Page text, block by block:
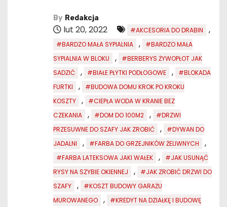
By Redakcja
lut 20, 2022 #AKCESORIA DO DRABIN ,
#BARDZO MAŁA SYPIALNIA ,
#BARDZO MAŁA
SYPIALNIA W BLOKU
,
#BERBERYS ŻYWOPŁOT JAK
SADZIĆ
, #BIAŁE PŁYTKI PODŁOGOWE ,
#BLOKADA
FURTKI
,
#BUDOWA DOMU KROK PO KROKU
KOSZTY
,
#CIEPŁA WODA W KRANIE BEZ
CZEKANIA
, #DOM DO 100M2 ,
#DRZWI
PRZESUWNE DO SZAFY JAK ZROBIĆ
,
#DYWAN DO
JADALNI
, #FARBA DO GRZEJNIKÓW ŻELIWNYCH ,
#FARBA LATEKSOWA JAKI WAŁEK ,
#JAK USUNĄĆ
RYSY NA SZYBIE OKIENNEJ
,
#JAK ZROBIĆ DRZWI DO
SZAFY
,
#KOSZT BUDOWY GARAŻU
MUROWANEGO
,
#KREDYT NA DZIAŁKĘ I BUDOWĘ